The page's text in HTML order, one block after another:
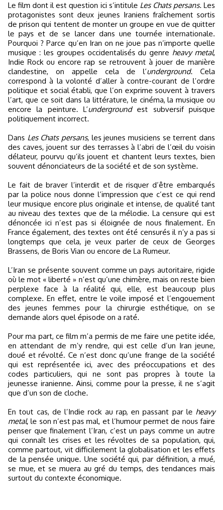
Le film dont il est question ici s’intitule Les Chats persans. Les
protagonistes sont deux jeunes Iraniens fraîchement sortis
de prison qui tentent de monter un groupe en vue de quitter
le pays et de se lancer dans une tournée internationale.
Pourquoi ? Parce qu’en Iran on ne joue pas n’importe quelle
musique : les groupes occidentalisés du genre heavy metal,
Indie Rock ou encore rap se retrouvent à jouer de manière
clandestine, on appelle cela de l’underground. Cela
correspond à la volonté d’aller à contre-courant de l’ordre
politique et social établi, que l’on exprime souvent à travers
l’art, que ce soit dans la littérature, le cinéma, la musique ou
encore la peinture. L’undergroundest subversif puisque
politiquement incorrect.
Dans Les Chats persans, les jeunes musiciens se terrent dans
des caves, jouent sur des terrasses à l’abri de l’œil du voisin
délateur, pourvu qu’ils jouent et chantent leurs textes, bien
souvent dénonciateurs de la société et de son système.
Le fait de braver l’interdit et de risquer d’être embarqués
par la police nous donne l’impression que c’est ce qui rend
leur musique encore plus originale et intense, de qualité tant
au niveau des textes que de la mélodie. La censure qui est
dénoncée ici n’est pas si éloignée de nous finalement. En
France également, des textes ont été censurés il n’y a pas si
longtemps que cela, je veux parler de ceux de Georges
Brassens, de Boris Vian ou encore de La Rumeur.
L’Iran se présente souvent comme un pays autoritaire, rigide
où le mot « liberté » n’est qu’une chimère, mais on reste bien
perplexe face à la réalité qui, elle, est beaucoup plus
complexe. En effet, entre le voile imposé et l’engouement
des jeunes femmes pour la chirurgie esthétique, on se
demande alors quel épisode on a raté.
Pour ma part, ce film m’a permis de me faire une petite idée,
en attendant de m’y rendre, qui est celle d’un Iran jeune,
doué et révolté. Ce n’est donc qu’une frange de la société
qui est représentée ici, avec des préoccupations et des
codes particuliers, qui ne sont pas propres à toute la
jeunesse iranienne. Ainsi, comme pour la presse, il ne s’agit
que d’un son de cloche.
En tout cas, de l’Indie rock au rap, en passant par le heavy
metal, le son n’est pas mal, et l’humour permet de nous faire
penser que finalement l’Iran, c’est un pays comme un autre
qui connaît les crises et les révoltes de sa population, qui,
comme partout, vit difficilement la globalisation et les effets
de la pensée unique. Une société qui, par définition, a mué,
se mue, et se muera au gré du temps, des tendances mais
surtout du contexte économique.